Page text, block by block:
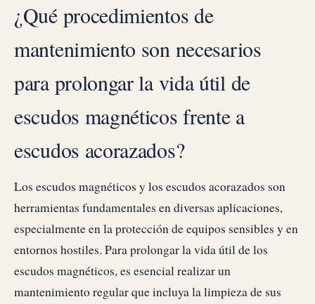
¿Qué procedimientos de
mantenimiento son necesarios
para prolongar la vida útil de
escudos magnéticos frente a
escudos acorazados?
Los escudos magnéticos y los escudos acorazados son
herramientas fundamentales en diversas aplicaciones,
especialmente en la protección de equipos sensibles y en
entornos hostiles. Para prolongar la vida útil de los
escudos magnéticos, es esencial realizar un
mantenimiento regular que incluya la limpieza de sus